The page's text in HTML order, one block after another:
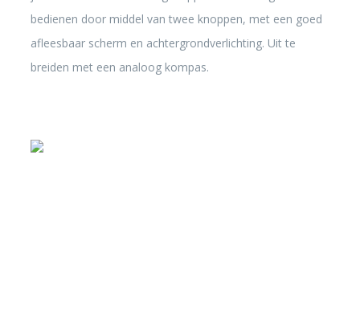
bedienen door middel van twee knoppen, met een goed
afleesbaar scherm en achtergrondverlichting. Uit te
breiden met een analoog kompas.